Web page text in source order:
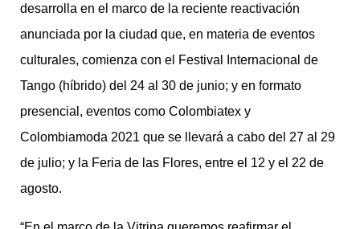
desarrolla en el marco de la reciente reactivación
anunciada por la ciudad que, en materia de eventos
culturales, comienza con el Festival Internacional de
Tango (híbrido) del 24 al 30 de junio; y en formato
presencial, eventos como Colombiatex y
Colombiamoda 2021 que se llevará a cabo del 27 al 29
de julio; y la Feria de las Flores, entre el 12 y el 22 de
agosto.